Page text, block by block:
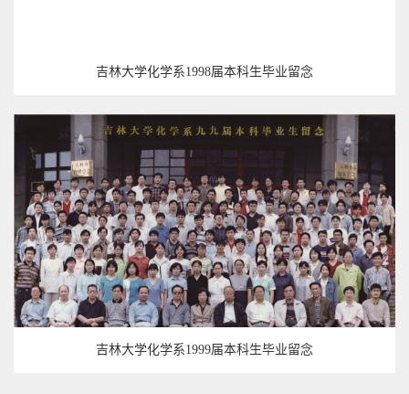
吉林大学化学系1998届本科生毕业留念
吉林大学化学系1999届本科生毕业留念